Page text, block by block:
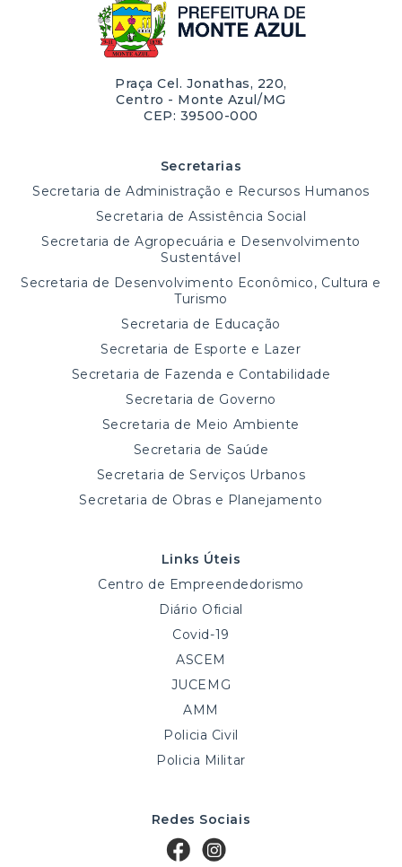
Praça Cel. Jonathas, 220,
Centro - Monte Azul/MG
CEP: 39500-000
Secretarias
Secretaria de Administração e Recursos Humanos
Secretaria de Assistência Social
Secretaria de Agropecuária e Desenvolvimento
Sustentável
Secretaria de Desenvolvimento Econômico, Cultura e
Turismo
Secretaria de Educação
Secretaria de Esporte e Lazer
Secretaria de Fazenda e Contabilidade
Secretaria de Governo
Secretaria de Meio Ambiente
Secretaria de Saúde
Secretaria de Serviços Urbanos
Secretaria de Obras e Planejamento
Links Úteis
Centro de Empreendedorismo
Diário Oficial
Covid-19
ASCEM
JUCEMG
AMM
Policia Civil
Policia Militar
Redes Sociais